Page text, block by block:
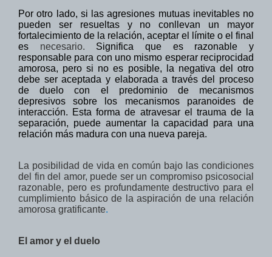
Por otro lado, si las agresiones mutuas inevitables no
pueden ser resueltas y no conllevan un mayor
fortalecimiento de la relación, aceptar el límite o el final
es necesario. Significa que es razonable y
responsable para con uno mismo esperar reciprocidad
amorosa, pero si no es posible, la negativa del otro
debe ser aceptada y elaborada a través del proceso
de duelo con el
predominio de
mecanismos
depresivos sobre los mecanismos
paranoides
de
interacción. Esta forma de atravesar el
trauma de la
separación, puede aumentar la capacidad para una
relación más madura con una nueva pareja.
La posibilidad de vida en común bajo las condiciones
del fin del amor, puede ser un compromiso psicosocial
razonable, pero es profundamente destructivo para el
cumplimiento básico de la aspiración de una relación
amorosa gratificante.
El amor y el duelo